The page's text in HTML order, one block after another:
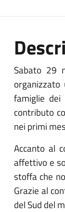
Sabato 29
famiglie
contributo
nei primi
Accanto al
affettivo e
stoffa che
Grazie al
del Sud del